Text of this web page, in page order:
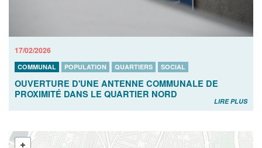
17/02/2026
COMMUNAL POPULATION QUARTIERS SOCIAL
OUVERTURE D'UNE ANTENNE COMMUNALE DE
PROXIMITÉ DANS LE QUARTIER NORD
LIRE PLUS